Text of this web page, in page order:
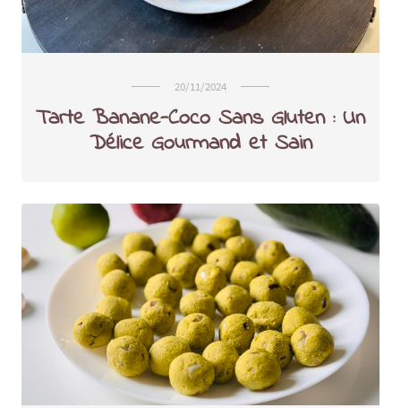
20/11/2024
Tarte Banane-Coco Sans Gluten : Un
Délice Gourmand et Sain